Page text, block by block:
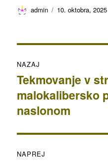
Avtor
admin
Objavljeno
10. oktobra, 2025
prispevka
NAZAJ
Prejšnji
prispevek:
Tekmovanje v
malokalibersko
naslonom
NAPREJ